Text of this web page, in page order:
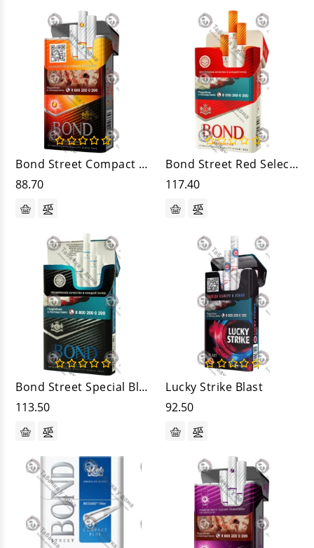
Bond Street Compact Tropic Mix
88.70
Bond Street Red Selection
117.40
Bond Street Special Blue
113.50
Lucky Strike Blast
92.50